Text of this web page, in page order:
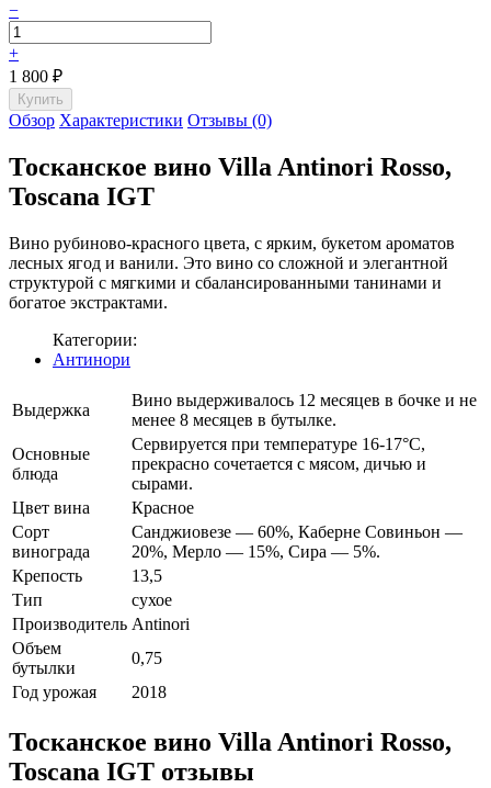
−
+
1 800 ₽
Обзор Характеристики Отзывы (0)
Тосканское вино Villa Antinori Rosso,
Toscana IGT
Вино рубиново-красного цвета, с ярким, букетом ароматов
лесных ягод и ванили. Это вино со сложной и элегантной
структурой с мягкими и сбалансированными танинами и
богатое экстрактами.
Категории:
Антинори
Выдержка
Вино выдерживалось 12 месяцев в бочке и не
менее 8 месяцев в бутылке.
Основные
блюда
Сервируется при температуре 16-17°С,
прекрасно сочетается с мясом, дичью и
сырами.
Цвет вина
Красное
Сорт
винограда
Санджиовезе — 60%, Каберне Совиньон —
20%, Мерло — 15%, Сира — 5%.
Крепость
13,5
Тип
сухое
Производитель Antinori
Объем
бутылки
0,75
Год урожая
2018
Тосканское вино Villa Antinori Rosso,
Toscana IGT отзывы